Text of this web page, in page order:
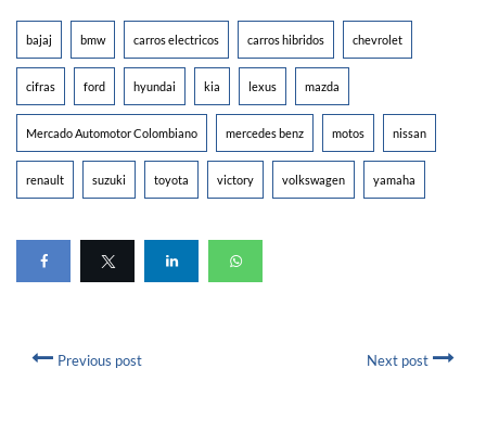
bajaj bmw carros electricos carros hibridos chevrolet
cifras ford hyundai kia lexus mazda
Mercado Automotor Colombiano mercedes benz motos nissan
renault suzuki toyota victory volkswagen yamaha
Previous post Next post